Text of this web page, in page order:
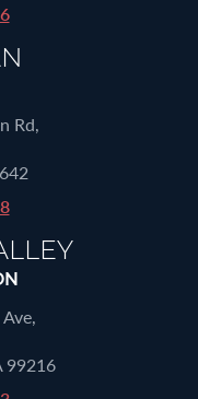
Rd,
99216